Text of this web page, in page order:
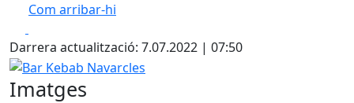
Com arribar-hi
+
−
Darrera actualització: 7.07.2022 | 07:50
Bar Kebab Navarcles
Imatges